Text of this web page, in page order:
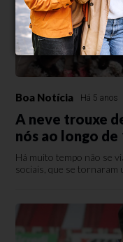
Boa Notícia Há 5 anos
A neve trouxe
nós ao longo de
Há muito tempo não se
sociais, que se tornaram